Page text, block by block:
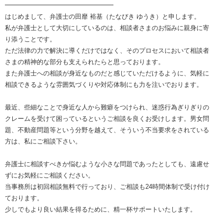
━━━━━━━━━━━━━━━━━
はじめまして、弁護士の田靡 裕基（たなびき ゆうき）と申します。
私が弁護士として大切にしているのは、相談者さまのお悩みに親身に寄
り添うことです。
ただ法律の力で解決に導くだけではなく、そのプロセスにおいて相談者
さまの精神的な部分も支えられたらと思っております。
また弁護士への相談が身近なものだと感じていただけるように、気軽に
相談できるような雰囲気づくりや対応体制にも力を注いでおります。
最近、些細なことで身近な人から難癖をつけられ、迷惑行為ぎりぎりの
クレームを受けて困っているというご相談を良くお受けします。男女問
題、不動産問題等という分野を越えて、そういう不当要求をされている
方は、私にご相談下さい。
弁護士に相談すべきか悩むような小さな問題であったとしても、遠慮せ
ずにお気軽にご相談ください。
当事務所は初回相談無料で行っており、ご相談も24時間体制で受け付け
ております。
少しでもより良い結果を得るために、精一杯サポートいたします。